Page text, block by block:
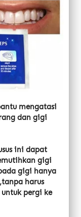
mengatasi
dan gigi
ini dapat
gigi
gigi hanya
harus
pergi ke